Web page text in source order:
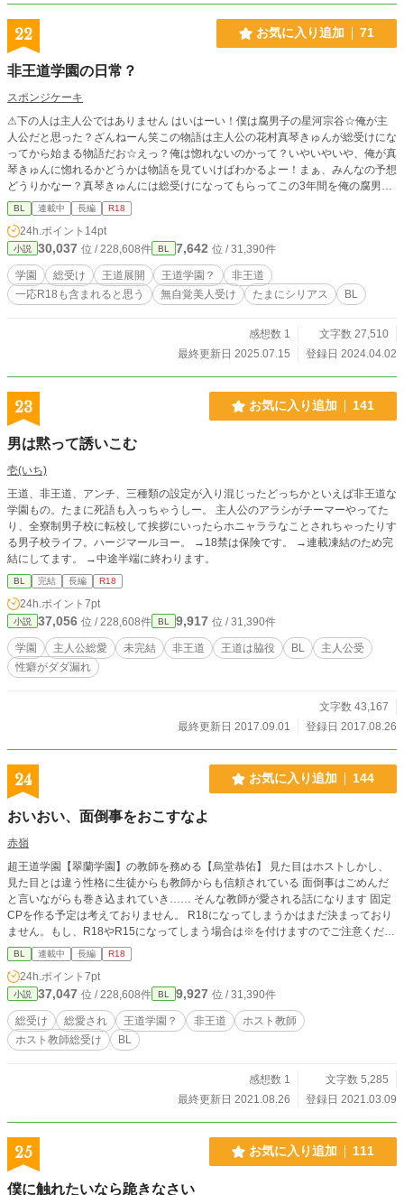
22 お気に入り追加 71
非王道学園の日常？
スポンジケーキ
⚠下の人は主人公ではありません はいはーい！僕は腐男子の星河宗谷☆俺が主
人公だと思った？ざんねーん笑この物語は主人公の花村真琴きゅんが総受けにな
ってから始まる物語だお☆えっ？俺は惚れないのかって？いやいやいや、俺が真
琴きゅんに惚れるかどうかは物語を見ていけばわかるよー！まぁ、みんなの予想
どうりかなー？真琴きゅんには総受けになってもらってこの3年間を俺の腐男子
ウハウハ生活にさせてもらいます！ 「こんな平凡に惚れるわけないだろww」系
の無自覚美形男子を総受けにしたいという思いから作りました。 ※たまに主人
公病んでます、他のキャラも病みます、基本ギャグです、他の人の固定カプがあ
ります、苦手な人は回れ右してください、一応のR指定だからない可能性もあり
ます、スマホで書いてます、処女作です
BL 連載中 長編 R18
24h.ポイント 14pt
小説 30,037 位 / 228,608件 BL 7,642 位 / 31,390件
学園 総受け 王道展開 王道学園？
非王道
一応R18も含まれると思う
無自覚美人受け たまにシリアス BL
感想数 1
文字数 27,510
最終更新日 2025.07.15
登録日 2024.04.02
23 お気に入り追加 141
男は黙って誘いこむ
壱(いち)
王道、非王道、アンチ、三種類の設定が入り混じったどっちかといえば非王道な
学園もの。たまに死語も入っちゃうしー。 主人公のアラシがチーマーやってた
り、全寮制男子校に転校して挨拶にいったらホニャララなことされちゃったりす
る男子校ライフ。ハージマールヨー。 →18禁は保険です。 →連載凍結のため完
結にしてます。 →中途半端に終わります。
BL 完結 長編 R18
24h.ポイント 7pt
小説 37,056 位 / 228,608件 BL 9,917 位 / 31,390件
学園 主人公総愛 未完結 非王道 王道は脇役 BL
主人公受
性癖がダダ漏れ
文字数 43,167
最終更新日 2017.09.01
登録日 2017.08.26
24 お気に入り追加 144
おいおい、面倒事をおこすなよ
赤嶺
超王道学園【翠蘭学園】の教師を務める【烏堂恭佑】 見た目はホストしかし、
見た目とは違う性格に生徒からも教師からも信頼されている 面倒事はごめんだ
と言いながらも巻き込まれていき…… そんな教師が愛される話になります 固定
CPを作る予定は考えておりません。 R18になってしまうかはまだ決まっており
ません。もし、R18やR15になってしまう場合は※を付けますのでご注意くださ
い。 過激表現はまだありませんが、もしかしたら今後入るかもしれません。 誤
字脱字の報告、感想やアドバイスお待ちしております。2作品を同時進行してい
るため毎日投稿は難しいかもしれませんがもし良ければ投稿を気長にお待ちくだ
さったら幸いです。
BL 連載中 長編 R18
24h.ポイント 7pt
小説 37,047 位 / 228,608件 BL 9,927 位 / 31,390件
総受け 総愛され 王道学園？ 非王道
ホスト教師
ホスト教師総受け
BL
感想数 1
文字数 5,285
最終更新日 2021.08.26
登録日 2021.03.09
25 お気に入り追加 111
僕に触れたいなら跪きなさい